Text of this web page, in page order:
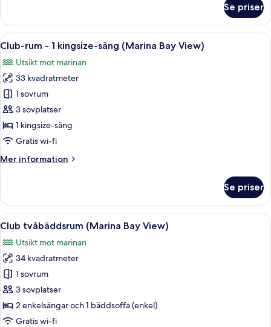
-
balkong
(Residential)
Se priser
Öppna
alla
foton
för
Club-
rum
-
1
säng
View)
Ett modernt hotellrum med en stor
7
Club-rum - 1 kingsize-säng (Marina Bay View)
Utsikt mot marinan
33 kvadratmeter
1 sovrum
3 sovplatser
1 kingsize-säng
Gratis wi-fi
Mer information
Mer
rum
1
säng
(Marina
Bay
View)
Se priser
Öppna
alla
foton
för
Club
tvåbäddsrum
(Marina
Bay
Ett hotellrum med två sängar, ett
7
Club tvåbäddsrum (Marina Bay View)
Utsikt mot marinan
34 kvadratmeter
1 sovrum
3 sovplatser
2 enkelsängar och 1 bäddsoffa (enkel)
Gratis wi-fi